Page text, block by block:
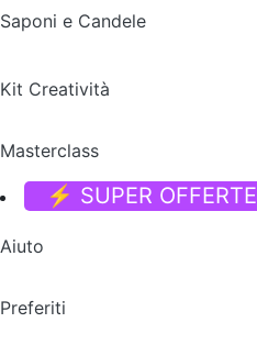
Saponi e Candele
Kit Creatività
Masterclass
⚡ SUPER OFFERTE
Aiuto
Preferiti